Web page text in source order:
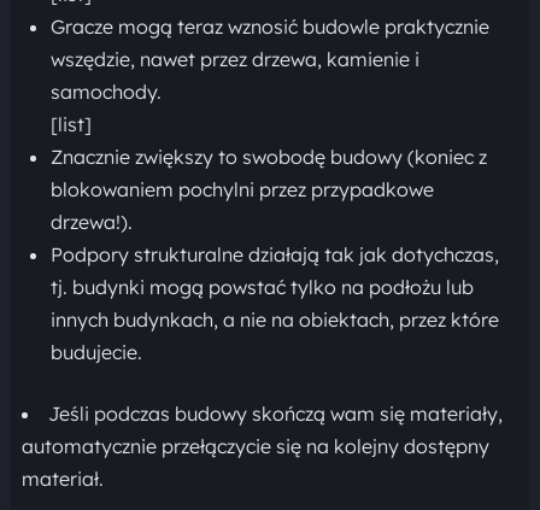
Gracze mogą teraz wznosić budowle praktycznie
wszędzie, nawet przez drzewa, kamienie i
samochody.
[list]
Znacznie zwiększy to swobodę budowy (koniec z
blokowaniem pochylni przez przypadkowe
drzewa!).
Podpory strukturalne działają tak jak dotychczas,
tj. budynki mogą powstać tylko na podłożu lub
innych budynkach, a nie na obiektach, przez które
budujecie.
Jeśli podczas budowy skończą wam się materiały,
automatycznie przełączycie się na kolejny dostępny
materiał.